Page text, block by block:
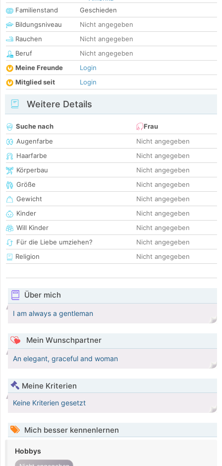
Familienstand
Geschieden
Bildungsniveau
Nicht angegeben
Rauchen
Nicht angegeben
Beruf
Nicht angegeben
Meine Freunde
Login
Mitglied seit
Login
Weitere Details
Suche nach
Frau
Augenfarbe
Nicht angegeben
Haarfarbe
Nicht angegeben
Körperbau
Nicht angegeben
Größe
Nicht angegeben
Gewicht
Nicht angegeben
Kinder
Nicht angegeben
Will Kinder
Nicht angegeben
Für die Liebe umziehen?
Nicht angegeben
Religion
Nicht angegeben
Über mich
I am always a gentleman
Mein Wunschpartner
An elegant, graceful and woman
Meine Kriterien
Keine Kriterien gesetzt
Mich besser kennenlernen
Hobbys